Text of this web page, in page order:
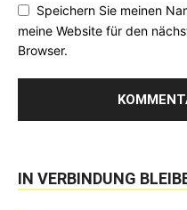
Speichern Sie meinen
meine Website für den
Browser.
IN VERBINDUNG